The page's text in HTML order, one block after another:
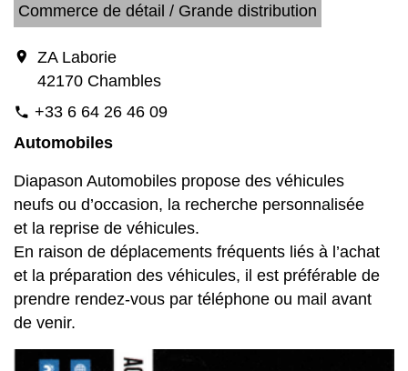
Commerce de détail / Grande distribution
location_on
ZA Laborie
42170 Chambles
phone +33 6 64 26 46 09
Automobiles
Diapason Automobiles propose des véhicules
neufs ou d’occasion, la recherche personnalisée
et la reprise de véhicules.
En raison de déplacements fréquents liés à l’achat
et la préparation des véhicules, il est préférable de
prendre rendez-vous par téléphone ou mail avant
de venir.